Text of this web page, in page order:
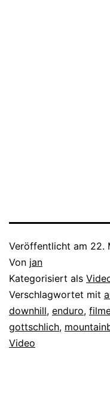
Veröffentlicht am 22.
Von jan
Kategorisiert als
Verschlagwortet mit
downhill, enduro,
gottschlich,
Video